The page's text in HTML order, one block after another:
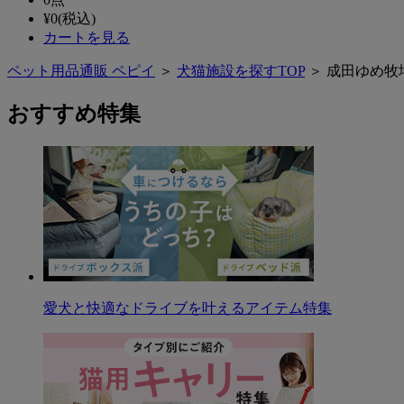
¥0(税込)
カートを見る
ペット用品通販 ペピイ ＞ 犬猫施設を探すTOP＞ 成田ゆめ牧
おすすめ特集
愛犬と快適なドライブを叶えるアイテム特集